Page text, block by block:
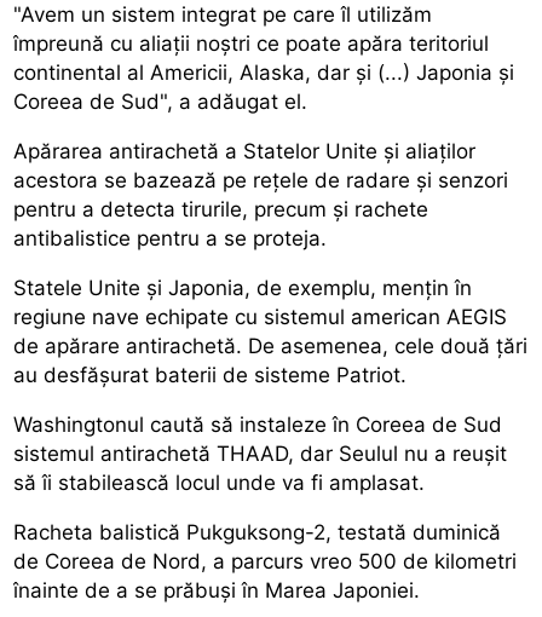
"Avem un sistem integrat pe care îl utilizăm
împreună cu aliații noștri ce poate apăra teritoriul
continental al Americii, Alaska, dar și (...) Japonia și
Coreea de Sud", a adăugat el.
Apărarea antirachetă a Statelor Unite și aliaților
acestora se bazează pe rețele de radare și senzori
pentru a detecta tirurile, precum și rachete
antibalistice pentru a se proteja.
Statele Unite și Japonia, de exemplu, mențin în
regiune nave echipate cu sistemul american AEGIS
de apărare antirachetă. De asemenea, cele două țări
au desfășurat baterii de sisteme Patriot.
Washingtonul caută să instaleze în Coreea de Sud
sistemul antirachetă THAAD, dar Seulul nu a reușit
să îi stabilească locul unde va fi amplasat.
Racheta balistică Pukguksong-2, testată duminică
de Coreea de Nord, a parcurs vreo 500 de kilometri
înainte de a se prăbuși în Marea Japoniei.